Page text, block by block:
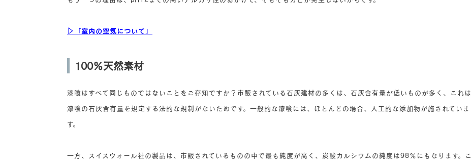
▷「室内の空気について」
100％天然素材
漆喰はすべて同じものではないことをご存知ですか？市販されている石灰建材の多くは、石灰含有量が低いものが多く、これは
漆喰の石灰含有量を規定する法的な規制がないためです。一般的な漆喰には、ほとんどの場合、人工的な添加物が施されていま
す。
一方、スイスウォール社の製品は、市販されているものの中で最も純度が高く、炭酸カルシウムの純度は98％にもなります。こ